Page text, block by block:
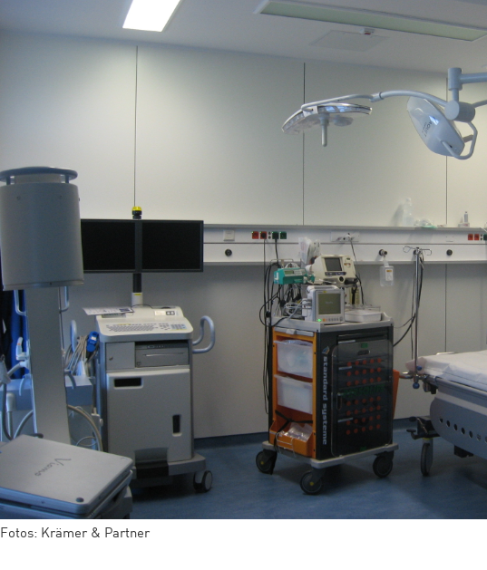
Fotos: Krämer & Partner